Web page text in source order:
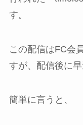
す。
この配信はFC会
すが、配信後に
簡単に言うと、